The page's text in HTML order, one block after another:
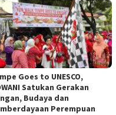
Goes to UNESCO,
Satukan Gerakan
Budaya dan
Perempuan